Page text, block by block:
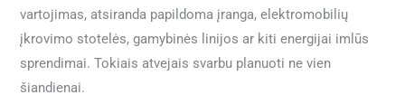
vartojimas, atsiranda papildoma įranga, elektromobilių
įkrovimo stotelės, gamybinės linijos ar kiti energijai imlūs
sprendimai. Tokiais atvejais svarbu planuoti ne vien
šiandienai.